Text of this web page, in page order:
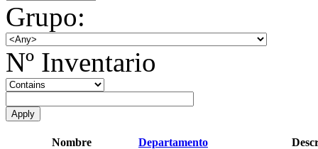
Grupo:
Nº Inventario
Nombre Departamento